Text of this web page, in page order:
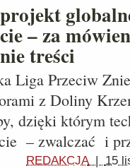
projekt
– za
treści
Liga Przeciw
z Doliny
dzięki którym
– zwalczać i
REDAKCJA| 15